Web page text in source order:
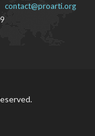
contact@proarti.org